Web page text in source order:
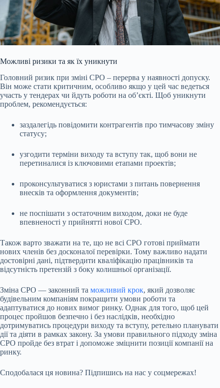
Можливі ризики та як їх уникнути
Головний ризик при зміні СРО – перерва у наявності допуску.
Він може стати критичним, особливо якщо у цей час ведеться
участь у тендерах чи йдуть роботи на об’єкті. Щоб уникнути
проблем, рекомендується:
заздалегідь повідомити контрагентів про тимчасову зміну
статусу;
узгодити терміни виходу та вступу так, щоб вони не
перетиналися із ключовими етапами проектів;
проконсультуватися з юристами з питань повернення
внесків та оформлення документів;
не поспішати з остаточним виходом, доки не буде
впевненості у прийнятті нової СРО.
Також варто зважати на те, що не всі СРО готові приймати
нових членів без досконалої перевірки. Тому важливо надати
достовірні дані, підтвердити кваліфікацію працівників та
відсутність претензій з боку колишньої організації.
Зміна СРО — законний та можливий крок, який дозволяє
будівельним компаніям покращити умови роботи та
адаптуватися до нових вимог ринку. Однак для того, щоб цей
процес пройшов безпечно і без наслідків, необхідно
дотримуватись процедури виходу та вступу, ретельно планувати
дії та діяти в рамках закону. За умови правильного підходу зміна
СРО пройде без втрат і допоможе зміцнити позиції компанії на
ринку.
Сподобалася ця новина? Підпишись на нас у соцмережах!